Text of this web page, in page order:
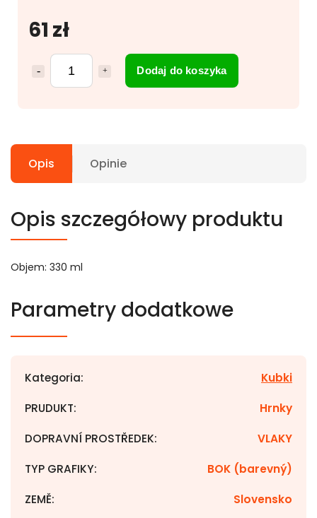
61 zł
Dodaj do koszyka
Opis Opinie
Opis szczegółowy produktu
Objem: 330 ml
Parametry dodatkowe
Kategoria: Kubki
PRUDUKT: Hrnky
DOPRAVNÍ PROSTŘEDEK: VLAKY
TYP GRAFIKY: BOK (barevný)
ZEMĚ: Slovensko